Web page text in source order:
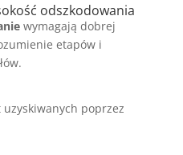
odszkodowania
wymagają dobrej
etapów i
poprzez